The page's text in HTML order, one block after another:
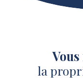
la